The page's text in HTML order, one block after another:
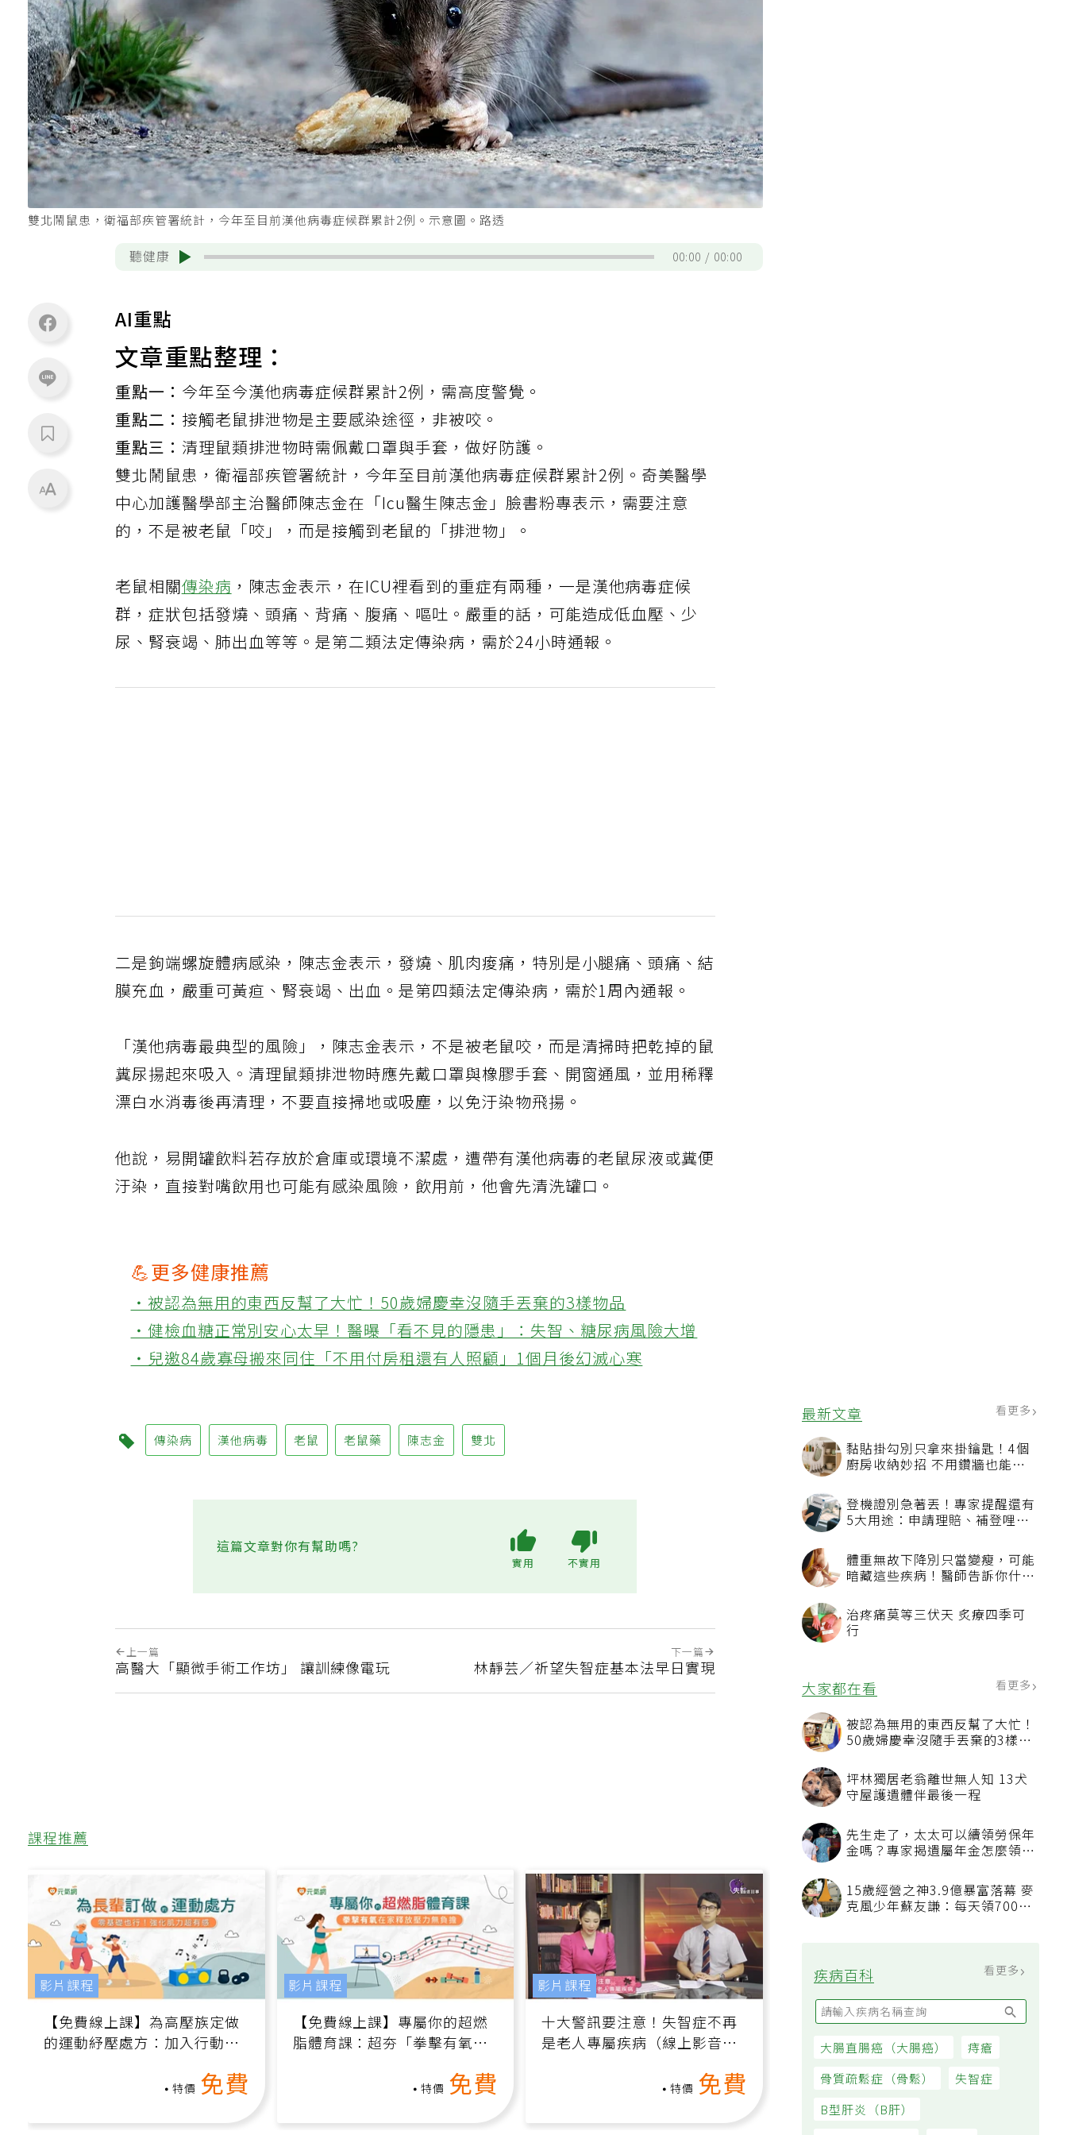
最新文章 看更多
黏貼掛勾別只拿來掛鑰匙！4個
廚房收納妙招 不用鑽牆也能省
登機證別急著丟！專家提醒還有
5大用途：申請理賠、補登哩程
體重無故下降別只當變瘦，可能
暗藏這些疾病！醫師告訴你什麼
治疼痛莫等三伏天 炙療四季可
行
大家都在看
被認為無用的東西反幫了大忙！
50歲婦慶幸沒隨手丟棄的3樣物
坪林獨居老翁離世無人知 13犬
守屋護遺體伴最後一程
先生走了，太太可以續領勞保年
15歲經營之神3.9億暴富落幕 麥
克風少年蘇友謙：每天領700元
疾病百科
雙北鬧鼠患，衛福部疾管署統計，今年至目前漢他病毒症候群累計2例。示意圖。路透
聽健康 00:00 00:00
AI重點
文章重點整理：
重點一： 今年至今漢他病毒症候群累計2例，需高度警覺。
重點二： 接觸老鼠排泄物是主要感染途徑，非被咬。
重點三： 清理鼠類排泄物時需佩戴口罩與手套，做好防護。
雙北鬧鼠患，衛福部疾管署統計，今年至目前漢他病毒症候群累計2例。奇美醫學
中心加護醫學部主治醫師陳志金在「Icu醫生陳志金」臉書粉專表示，需要注意
的，不是被老鼠 「咬」，而是接觸到老鼠的「排泄物」。
老鼠相關傳染病 ，陳志金表示，在ICU裡看到的重症有兩種，一是漢他病毒症候
群，症狀包括發燒、頭痛、背痛、腹痛、嘔吐。嚴重的話，可能造成低血壓、少
尿、腎衰竭、肺出血等等。是第二類法定傳染病，需於24小時通報。
二是鉤端螺旋體病感染，陳志金表示，發燒、肌肉痠痛，特別是小腿痛、頭痛、結
膜充血，嚴重可黃疸、腎衰竭、出血。是第四類法定傳染病，需於1周內通報。
「漢他病毒最典型的風險」，陳志金表示，不是被老鼠咬，而是清掃時把乾掉的鼠
糞尿揚起來吸入。清理鼠類排泄物時應先戴口罩與橡膠手套、開窗通風，並用稀釋
漂白水消毒後再清理，不要直接掃地或吸塵，以免汙染物飛揚。
他說，易開罐飲料若存放於倉庫或環境不潔處，遭帶有漢他病毒的老鼠尿液或糞便
汙染，直接對嘴飲用也可能有感染風險，飲用前，他會先清洗罐口。
💪更多健康推薦
‧被認為無用的東西反幫了大忙！50歲婦慶幸沒隨手丟棄的3樣物品
‧健檢血糖正常別安心太早！醫曝「看不見的隱患」：失智、糖尿病風險大增
‧兒邀84歲寡母搬來同住「不用付房租還有人照顧」1個月後幻滅心寒
傳染病 漢他病毒 老鼠 老鼠藥 陳志金 雙北
這篇文章對你有幫助嗎?
上一篇
高醫大「顯微手術工作坊」 讓訓練像電玩
下一篇
林靜芸／祈望失智症基本法早日實現
課程推薦
【免費線上課】為高壓族定做
的運動紓壓處方：加入行動、
增肌、互動元素，0基礎也能
免費
影片課程
【免費線上課】專屬你的超燃
脂體育課：超夯「拳擊有氧」
高壓族在家釋放壓力無負擔
免費
影片課程
十大警訊要注意！失智症不再
是老人專屬疾病（線上影音
免費
影片課程